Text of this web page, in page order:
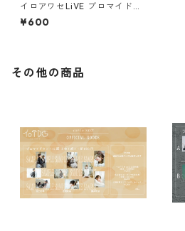
イロアワセLiVE ブロマイドセ
ット
¥600
その他の商品